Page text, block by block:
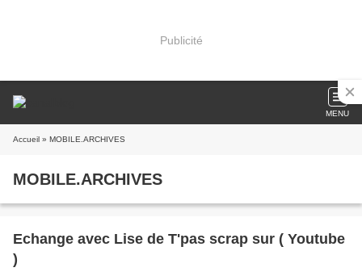
Publicité
MENU
Accueil » MOBILE.ARCHIVES
MOBILE.ARCHIVES
Echange avec Lise de T'pas scrap sur ( Youtube
)